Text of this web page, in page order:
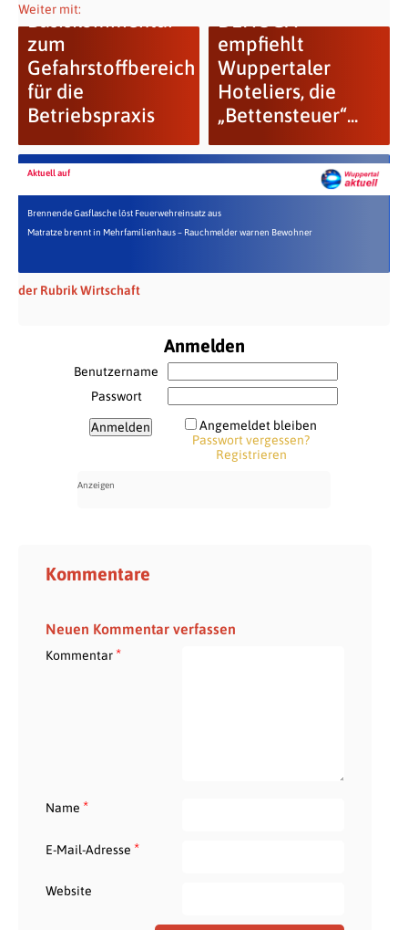
Weiter mit:
Basiskommentar
zum
Gefahrstoffbereich
für die
Betriebspraxis
empfiehlt
Wuppertaler
Hoteliers, die
„Bettensteuer“...
Aktuell auf
Brennende Gasflasche löst Feuerwehreinsatz aus
Matratze brennt in Mehrfamilienhaus – Rauchmelder warnen Bewohner
der Rubrik Wirtschaft
Anmelden
Benutzername
Passwort
Angemeldet bleiben
Passwort vergessen?
Registrieren
Kommentare
Neuen Kommentar verfassen
Kommentar*
Name *
E-Mail-Adresse *
Website